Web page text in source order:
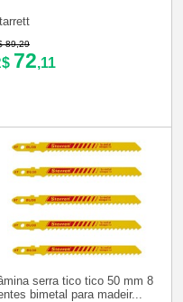
89,29
72,11
serra tico tico 50 mm 8
bimetal para madeir...